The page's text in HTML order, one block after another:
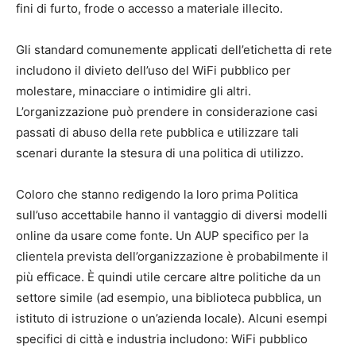
fini di furto, frode o accesso a materiale illecito.
Gli standard comunemente applicati dell’etichetta di rete
includono il divieto dell’uso del WiFi pubblico per
molestare, minacciare o intimidire gli altri.
L’organizzazione può prendere in considerazione casi
passati di abuso della rete pubblica e utilizzare tali
scenari durante la stesura di una politica di utilizzo.
Coloro che stanno redigendo la loro prima Politica
sull’uso accettabile hanno il vantaggio di diversi modelli
online da usare come fonte. Un AUP specifico per la
clientela prevista dell’organizzazione è probabilmente il
più efficace. È quindi utile cercare altre politiche da un
settore simile (ad esempio, una biblioteca pubblica, un
istituto di istruzione o un’azienda locale). Alcuni esempi
specifici di città e industria includono: WiFi pubblico